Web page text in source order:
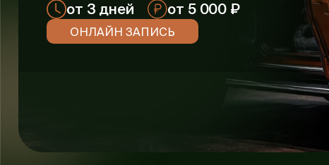
от 3 дней от 5 000 ₽
ОНЛАЙН ЗАПИСЬ